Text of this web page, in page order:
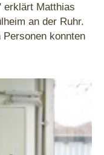
erklärt Matthias
an der Ruhr.
konnten